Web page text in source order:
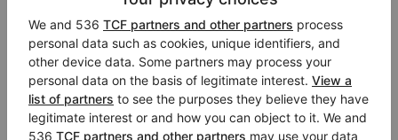
Prix de vente:
$22,494.06
Erard 1/2 Parallélle piano à queue — restauré, son
pur
Année: 1921 Longueur:
6′11″
Pays:Pays-Bas
Ville:Assendelft
Professionnel (Entreprise)/